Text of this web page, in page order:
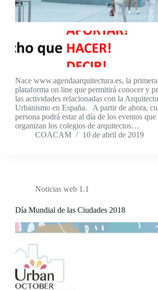
Nace www.agendaarquitectura.es, la primera
plataforma on line que permitirá conocer y
las actividades relacionadas con la
Urbanismo en España. A partir de ahora,
persona podrá estar al día de los eventos que
organizan los colegios de arquitectos…
COACAM
10 de abril de 2019
Noticias web 1.1
Día Mundial de las Ciudades 2018